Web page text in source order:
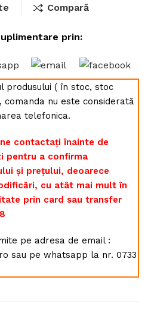
Compară
prin:
produsului ( în stoc, stoc
comanda nu este considerată
telefonica.
contactați înainte de
pentru a confirma
și prețului, deoarece
cu atât mai mult în
prin card sau transfer
pe adresa de email :
sau pe whatsapp la nr. 0733